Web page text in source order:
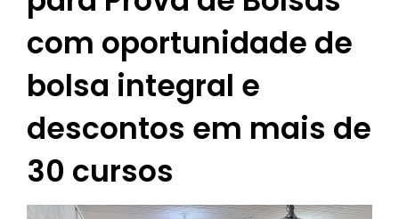
com oportunidade de
bolsa integral e
descontos em mais de
30 cursos